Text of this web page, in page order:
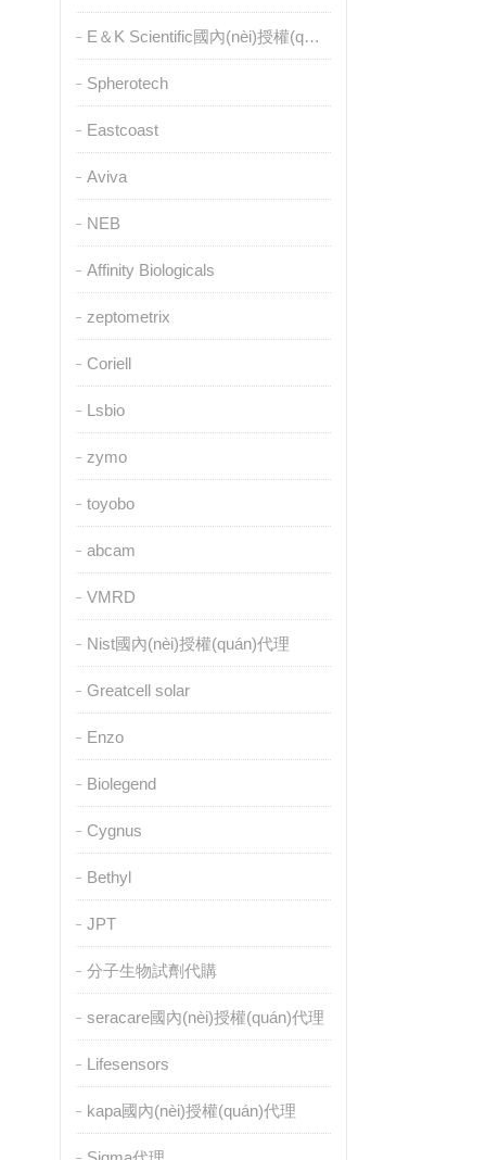
E＆K Scientific國內(nèi)授權(quán)代理
Spherotech
Eastcoast
Aviva
NEB
Affinity Biologicals
zeptometrix
Coriell
Lsbio
zymo
toyobo
abcam
VMRD
Nist國內(nèi)授權(quán)代理
Greatcell solar
Enzo
Biolegend
Cygnus
Bethyl
JPT
分子生物試劑代購
seracare國內(nèi)授權(quán)代理
Lifesensors
kapa國內(nèi)授權(quán)代理